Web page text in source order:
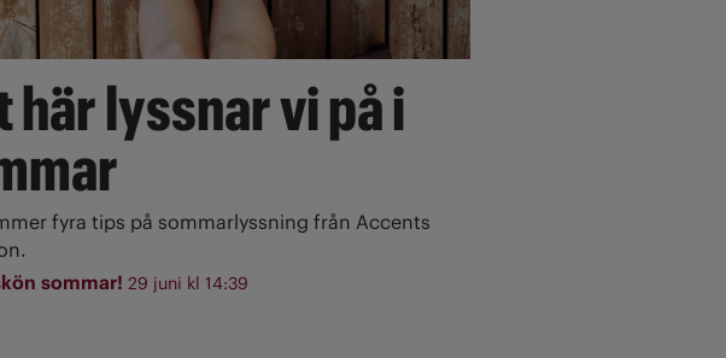
här lyssnar vi på i
fyra tips på sommarlyssning från Accents
sommar! 29 juni kl 14:39